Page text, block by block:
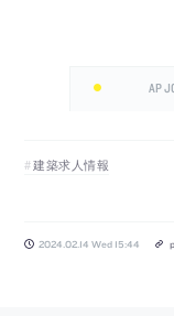
AP
建築求人情報
2024.02.14 Wed 15:44